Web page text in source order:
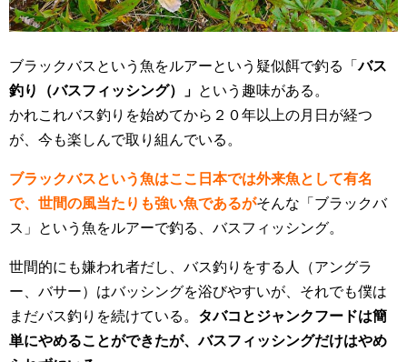
ブラックバスという魚をルアーという疑似餌で釣る「バス
釣り（バスフィッシング）」 という趣味がある。
かれこれバス釣りを始めてから２０年以上の月日が経つ
が、今も楽しんで取り組んでいる。
ブラックバスという魚はここ日本では外来魚として有名
で、世間の風当たりも強い魚であるがそんな「ブラックバ
ス」という魚をルアーで釣る、バスフィッシング。
世間的にも嫌われ者だし、バス釣りをする人（アングラ
ー、バサー）はバッシングを浴びやすいが、それでも僕は
まだバス釣りを続けている。 タバコとジャンクフードは簡
単にやめることができたが、バスフィッシングだけはやめ